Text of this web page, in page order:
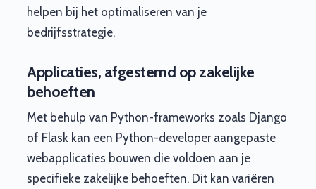
helpen bij het optimaliseren van je
bedrijfsstrategie.
Applicaties, afgestemd op zakelijke
behoeften
Met behulp van Python-frameworks zoals Django
of Flask kan een Python-developer aangepaste
webapplicaties bouwen die voldoen aan je
specifieke zakelijke behoeften. Dit kan variëren